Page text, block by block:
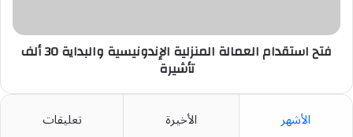
تأشيرة
فتح استقدام العمالة المنزلية الإندونيسية والبداية 30 ألف
تأشيرة
الأشهر الأخيرة تعليقات